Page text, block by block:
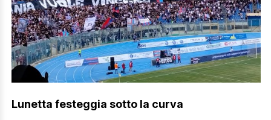
Lunetta festeggia sotto la curva